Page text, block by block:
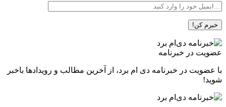
عضویت در خبرنامه
با عضویت در خبرنامه دی ام برد، از آخرین مطالب و رویدادها باخبر
شوید!